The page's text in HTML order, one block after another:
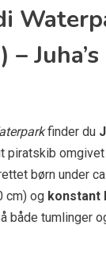
–
finder du
piratskib
børn under
cm) og konstant
både tumlinger